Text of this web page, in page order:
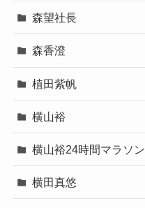
森望社長
森香澄
植田紫帆
横山裕
横山裕24時間マラソン
横田真悠